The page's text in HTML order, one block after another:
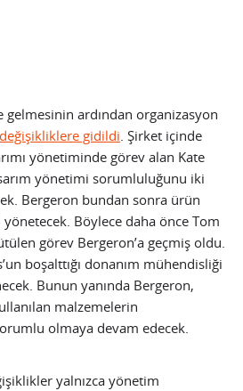
gelmesinin ardından organizasyon
değişikliklere gidildi. Şirket içinde
yönetiminde görev alan Kate
yönetimi sorumluluğunu iki
Bergeron bundan sonra ürün
Böylece daha önce Tom
görev Bergeron’a geçmiş oldu.
boşalttığı donanım mühendisliği
Bunun yanında Bergeron,
malzemelerin
olmaya devam edecek.
yalnızca yönetim